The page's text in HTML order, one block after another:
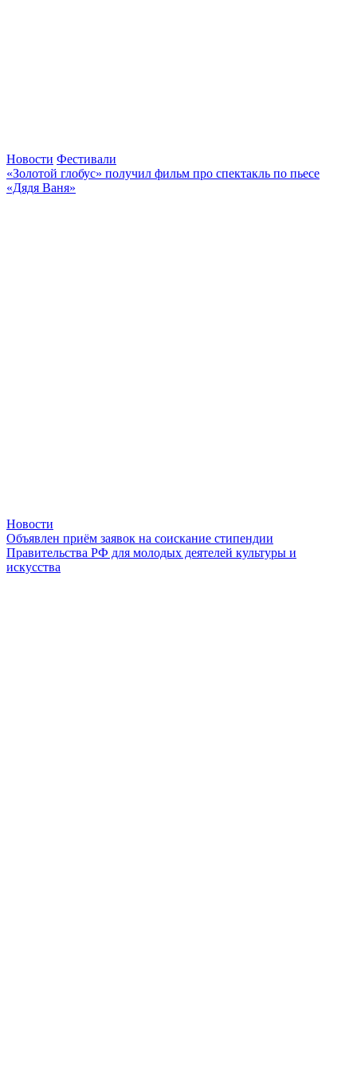
Новости Фестивали
«Золотой глобус» получил фильм про спектакль по пьесе
«Дядя Ваня»
Новости
Объявлен приём заявок на соискание стипендии
Правительства РФ для молодых деятелей культуры и
искусства